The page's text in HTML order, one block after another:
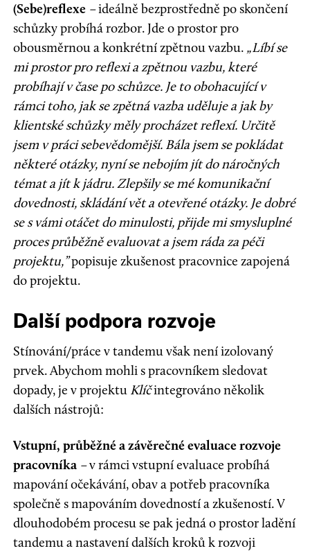
(Sebe)reflexe –ideálně bezprostředně po skončení
schůzky probíhá rozbor. Jde o prostor pro
obousměrnou a konkrétní zpětnou vazbu. „Líbí se
mi prostor pro reflexi a zpětnou vazbu, které
probíhají v čase po schůzce. Je to obohacující v
rámci toho, jak se zpětná vazba uděluje a jak by
klientské schůzky měly procházet reflexí. Určitě
jsem v práci sebevědomější. Bála jsem se pokládat
některé otázky, nyní se nebojím jít do náročných
témat a jít k jádru. Zlepšily se mé komunikační
dovednosti, skládání vět a otevřené otázky. Je dobré
se s vámi otáčet do minulosti, přijde mi smysluplné
proces průběžně evaluovat a jsem ráda za péči
projektu,”popisuje zkušenost pracovnice zapojená
do projektu.
Další podpora rozvoje
Stínování/práce v tandemu však není izolovaný
prvek. Abychom mohli s pracovníkem sledovat
dopady, je v projektu Klíčintegrováno několik
dalších nástrojů:
Vstupní, průběžné a závěrečné evaluace rozvoje
pracovníka –v rámci vstupní evaluace probíhá
mapování očekávání, obav a potřeb pracovníka
společně s mapováním dovedností a zkušeností. V
dlouhodobém procesu se pak jedná o prostor ladění
tandemu a nastavení dalších kroků k rozvoji